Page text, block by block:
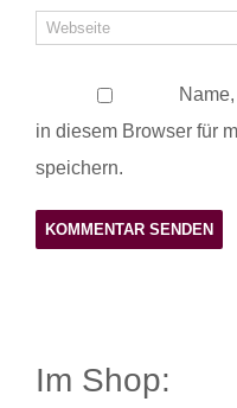
in diesem Browser für
speichern.
Im Shop: